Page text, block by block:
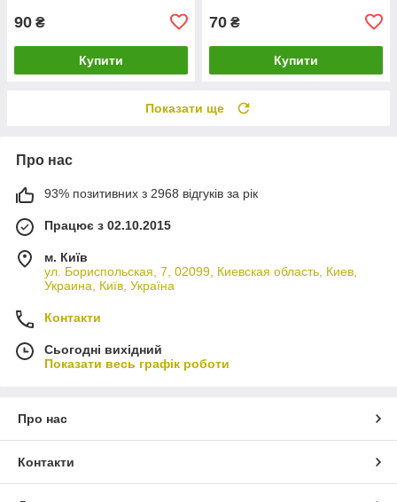
90 ₴
Купити
70 ₴
Купити
Показати ще
Про нас
93% позитивних з 2968 відгуків за рік
Працює з 02.10.2015
м. Київ
ул. Бориспольская, 7, 02099, Киевская область, Киев,
Украина, Київ, Україна
Контакти
Сьогодні вихідний
Показати весь графік роботи
Про нас
Контакти